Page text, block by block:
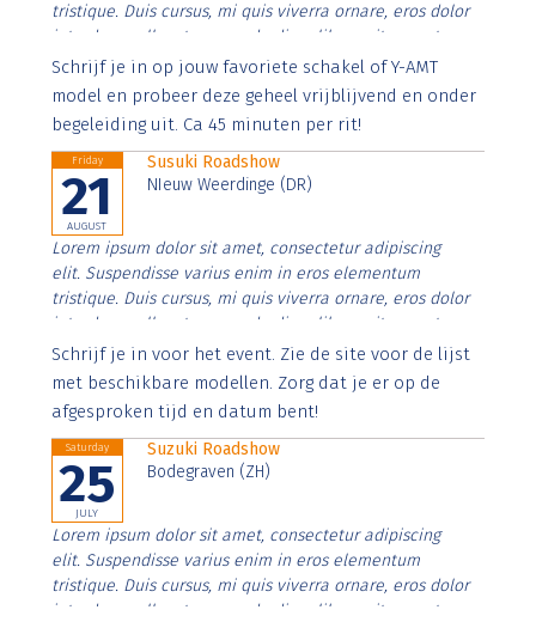
tristique. Duis cursus, mi quis viverra ornare, eros dolor
interdum nulla, ut commodo diam libero vitae erat.
Aenean faucibus nibh et justo cursus id rutrum lorem
imperdiet. Nunc ut sem vitae risus tristique posuere.
Schrijf je in op jouw favoriete schakel of Y-AMT
model en probeer deze geheel vrijblijvend en onder
begeleiding uit. Ca 45 minuten per rit!
Friday
21
AUGUST
Susuki Roadshow
NIeuw Weerdinge (DR)
Lorem ipsum dolor sit amet, consectetur adipiscing
elit. Suspendisse varius enim in eros elementum
tristique. Duis cursus, mi quis viverra ornare, eros dolor
interdum nulla, ut commodo diam libero vitae erat.
Aenean faucibus nibh et justo cursus id rutrum lorem
imperdiet. Nunc ut sem vitae risus tristique posuere.
Schrijf je in voor het event. Zie de site voor de lijst
met beschikbare modellen. Zorg dat je er op de
afgesproken tijd en datum bent!
Saturday
25
JULY
Suzuki Roadshow
Bodegraven (ZH)
Lorem ipsum dolor sit amet, consectetur adipiscing
elit. Suspendisse varius enim in eros elementum
tristique. Duis cursus, mi quis viverra ornare, eros dolor
interdum nulla, ut commodo diam libero vitae erat.